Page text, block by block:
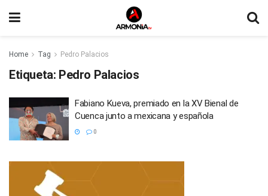
Home Tag Pedro Palacios
Etiqueta: Pedro Palacios
Fabiano Kueva, premiado en la XV Bienal de
Cuenca junto a mexicana y española
0